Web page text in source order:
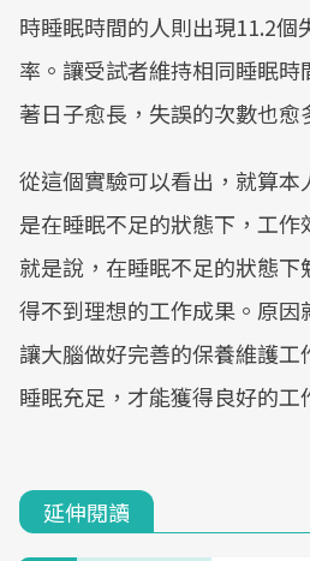
時睡眠時間的人則出現11.2個
率。讓受試者維持相同睡眠
著日子愈長，失誤的次數也愈
從這個實驗可以看出，就算本
是在睡眠不足的狀態下，工
就是說，在睡眠不足的狀態
得不到理想的工作成果。原
讓大腦做好完善的保養維護
睡眠充足，才能獲得良好的工
延伸閱讀